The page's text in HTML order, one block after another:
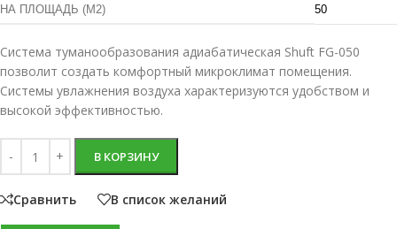
НА ПЛОЩАДЬ (М2) 50
Система туманообразования адиабатическая Shuft FG-050
позволит создать комфортный микроклимат помещения.
Системы увлажнения воздуха характеризуются удобством и
высокой эффективностью.
В КОРЗИНУ
Сравнить В список желаний